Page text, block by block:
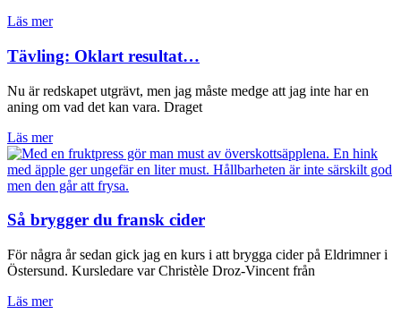
Läs mer
Tävling: Oklart resultat…
Nu är redskapet utgrävt, men jag måste medge att jag inte har en
aning om vad det kan vara. Draget
Läs mer
Så brygger du fransk cider
För några år sedan gick jag en kurs i att brygga cider på Eldrimner i
Östersund. Kursledare var Christèle Droz-Vincent från
Läs mer